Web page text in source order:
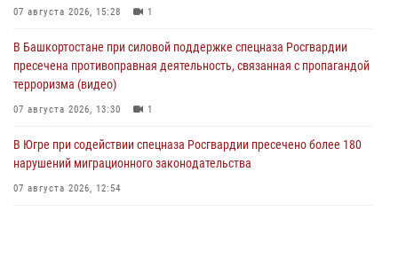
07 августа 2026, 15:28 1
В Башкортостане при силовой поддержке спецназа Росгвардии
пресечена противоправная деятельность, связанная с пропагандой
терроризма (видео)
07 августа 2026, 13:30 1
В Югре при содействии спецназа Росгвардии пресечено более 180
нарушений миграционного законодательства
07 августа 2026, 12:54